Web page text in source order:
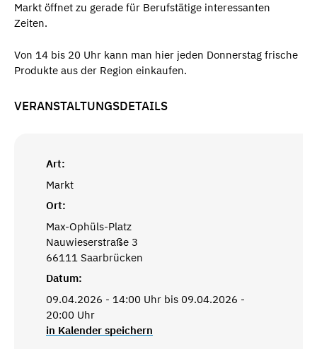
Markt öffnet zu gerade für Berufstätige interessanten
Zeiten.
Von 14 bis 20 Uhr kann man hier jeden Donnerstag frische
Produkte aus der Region einkaufen.
VERANSTALTUNGSDETAILS
Art:
Markt
Ort:
Max-Ophüls-Platz
Nauwieserstraße 3
66111 Saarbrücken
Datum:
09.04.2026 - 14:00 Uhr bis 09.04.2026 -
20:00 Uhr
in Kalender speichern